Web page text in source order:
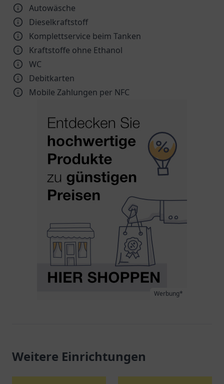
Autowäsche
Dieselkraftstoff
Komplettservice beim Tanken
Kraftstoffe ohne Ethanol
WC
Debitkarten
Mobile Zahlungen per NFC
Werbung*
Weitere Einrichtungen